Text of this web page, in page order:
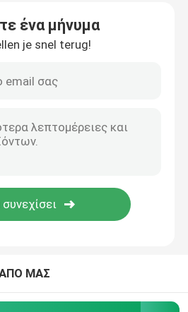
ένα μήνυμα
je snel terug!
ΜΑΣ